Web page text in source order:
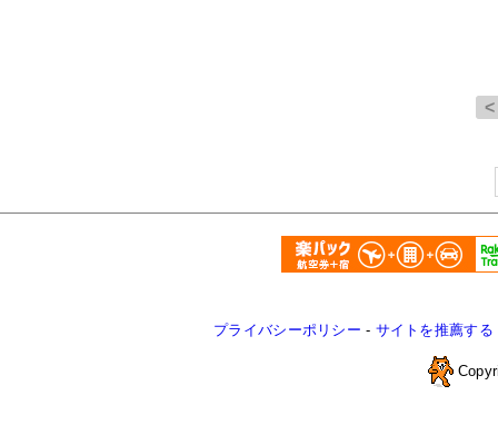
プライバシーポリシー - サイトを推薦する